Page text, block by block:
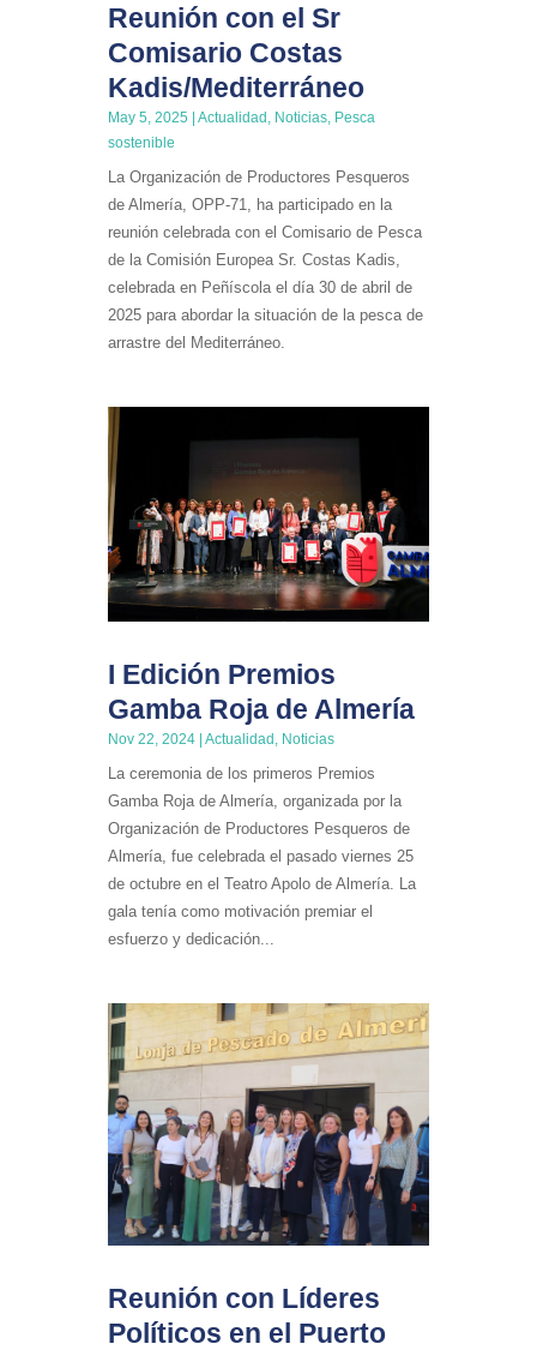
Reunión con el Sr
Comisario Costas
Kadis/Mediterráneo
May 5, 2025 | Actualidad, Noticias, Pesca
sostenible
La Organización de Productores Pesqueros
de Almería, OPP-71, ha participado en la
reunión celebrada con el Comisario de Pesca
de la Comisión Europea Sr. Costas Kadis,
celebrada en Peñíscola el día 30 de abril de
2025 para abordar la situación de la pesca de
arrastre del Mediterráneo.
I Edición Premios
Gamba Roja de Almería
Nov 22, 2024| Actualidad , Noticias
La ceremonia de los primeros Premios
Gamba Roja de Almería, organizada por la
Organización de Productores Pesqueros de
Almería, fue celebrada el pasado viernes 25
de octubre en el Teatro Apolo de Almería. La
gala tenía como motivación premiar el
esfuerzo y dedicación...
Reunión con Líderes
Políticos en el Puerto